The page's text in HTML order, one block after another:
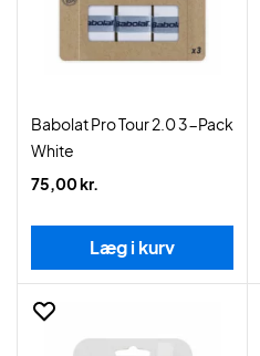
Babolat Pro Tour 2.0 3-Pack
White
75,00 kr.
Læg i kurv